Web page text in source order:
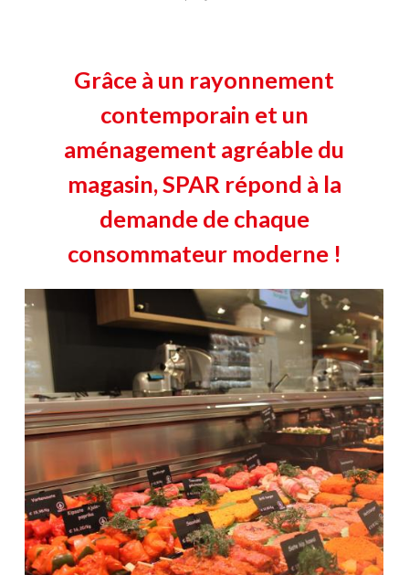
Grâce à un rayonnement
contemporain et un
aménagement agréable du
magasin, SPAR répond à la
demande de chaque
consommateur moderne !